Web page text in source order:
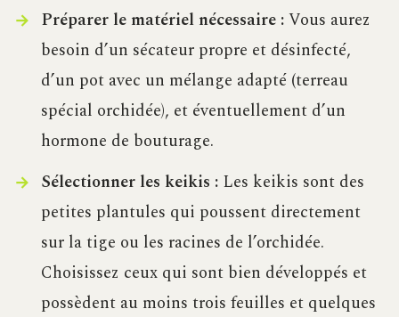
Préparer le matériel nécessaire :Vous aurez
besoin d’un sécateur propre et désinfecté,
d’un pot avec un mélange adapté (terreau
spécial orchidée), et éventuellement d’un
hormone de bouturage.
Sélectionner les keikis :Les keikis sont des
petites plantules qui poussent directement
sur la tige ou les racines de l’orchidée.
Choisissez ceux qui sont bien développés et
possèdent au moins trois feuilles et quelques